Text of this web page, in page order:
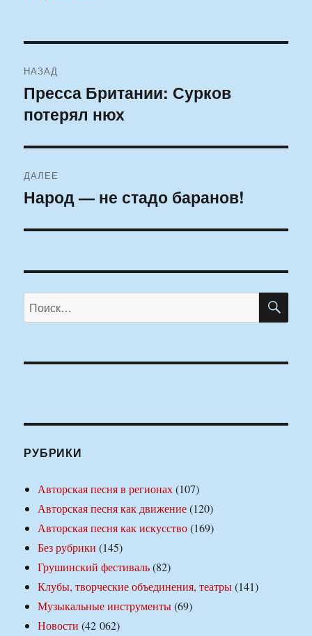
по
записям
НАЗАД
Предыдущая
запись:
Пресса Британии: Сурков
потерял нюх
ДАЛЕЕ
Следующая
Народ — не стадо баранов!
Искать:
РУБРИКИ
Авторская песня в регионах(107)
Авторская песня как движение(120)
Авторская песня как искусство(169)
Без рубрики (145)
Грушинский фестиваль(82)
Клубы, творческие объединения, театры(141)
Музыкальные инструменты(69)
Новости (42 062)